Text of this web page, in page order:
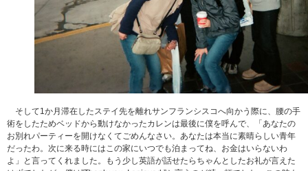
そして1か月滞在したステイ先を離れサンフランシスコへ向かう際に、腰の手
術をしたためベッドから動けなかったカレンは最後に僕を呼んで、「あなたの
お別れパーティーを開けなくてごめんなさい。あなたは本当に素晴らしい青年
だったわ。次に来る時にはこの家にいつでも泊まってね、お金はいらないわ
よ」と言ってくれました。もう少し英語が話せたらちゃんとしたお礼が言えた